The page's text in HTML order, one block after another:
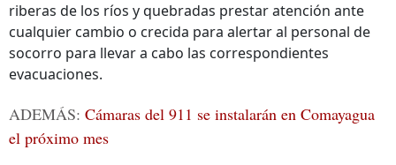
riberas de los ríos y quebradas prestar atención ante
cualquier cambio o crecida para alertar al personal de
socorro para llevar a cabo las correspondientes
evacuaciones.
ADEMÁS: Cámaras del 911 se instalarán en Comayagua
el próximo mes